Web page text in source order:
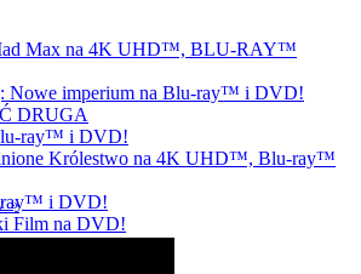
Max na 4K UHD™, BLU-RAY™
Nowe imperium na Blu-ray™ i DVD!
DRUGA
ray™ i DVD!
Królestwo na 4K UHD™, Blu-ray™
ray™ i DVD!
Film na DVD!
»